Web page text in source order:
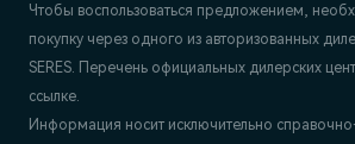
Чтобы воспользоваться предложением,
покупку через одного из авторизованных
SERES. Перечень официальных дилерских
ссылке.
Информация носит исключительно